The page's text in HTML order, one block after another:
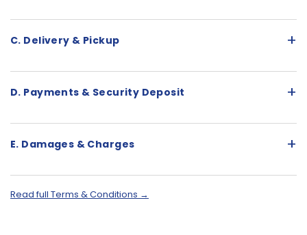
C. Delivery & Pickup +
D. Payments & Security Deposit +
E. Damages & Charges +
Read full Terms & Conditions →